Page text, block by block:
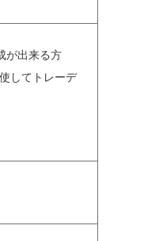
が出来る方
してトレーデ